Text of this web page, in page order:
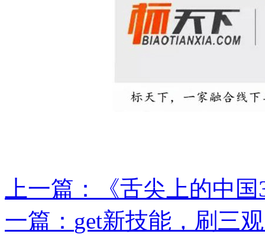
上一篇：
《舌尖上的中
一篇： get新技能，刷三